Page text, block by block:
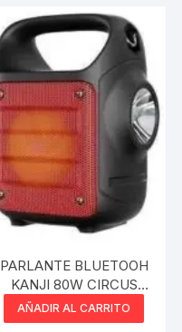
PARLANTE BLUETOOH
KANJI 80W CIRCUS
CON LINTERNA Y
CORREA RADIO FM USB
AÑADIR AL CARRITO